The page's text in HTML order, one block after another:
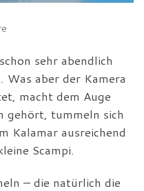
sehr abendlich
Was aber der Kamera
macht dem Auge
gehört, tummeln sich
Kalamar ausreichend
Scampi.
– die natürlich die